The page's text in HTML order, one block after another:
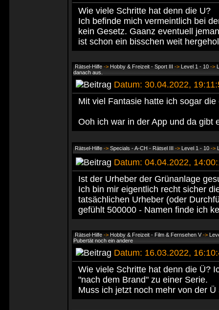
Wie viele Schritte hat denn die U?
Ich befinde mich vermeintlich bei
kein Gesetz. Gaanz eventuell
ist schon ein bisschen weit
Rätsel-Hilfe -> Hobby & Freizeit - Sport III -> Level 1 - 10 ->
danach aus.
Datum: 30.04.2022,
Mit viel Fantasie hatte ich sogar
Ooh ich war in der App und da
Rätsel-Hilfe -> Specials - A-CH - Rätsel III -> Level 1 - 10 ->
Datum: 04.04.2022,
Ist der Urheber der Grünanlage
Ich bin mir eigentlich recht sicher
tatsächlichen Urheber (oder
gefühlt 500000 - Namen finde ich
Rätsel-Hilfe -> Hobby & Freizeit - Film & Fernsehen V->
Pubertät noch ein andere
Datum: 16.03.2022,
Wie viele Schritte hat denn die Ü?
"nach dem Brand" zu einer Serie.
Muss ich jetzt noch mehr von der Ü